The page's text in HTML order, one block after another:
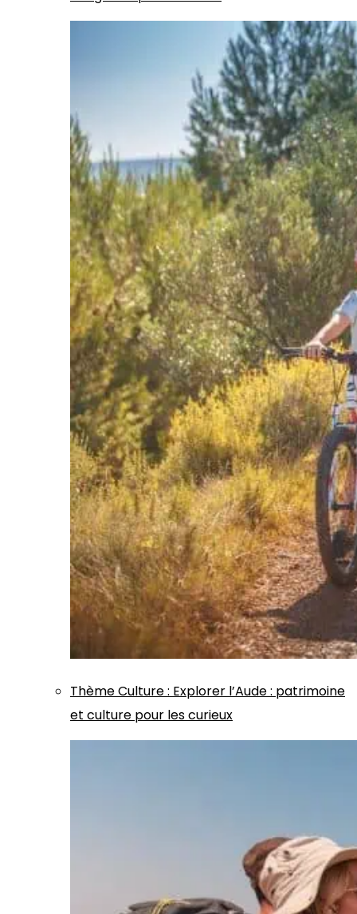
ThèmeCulture: Explorer l’Aude : patrimoine
et culture pour les curieux